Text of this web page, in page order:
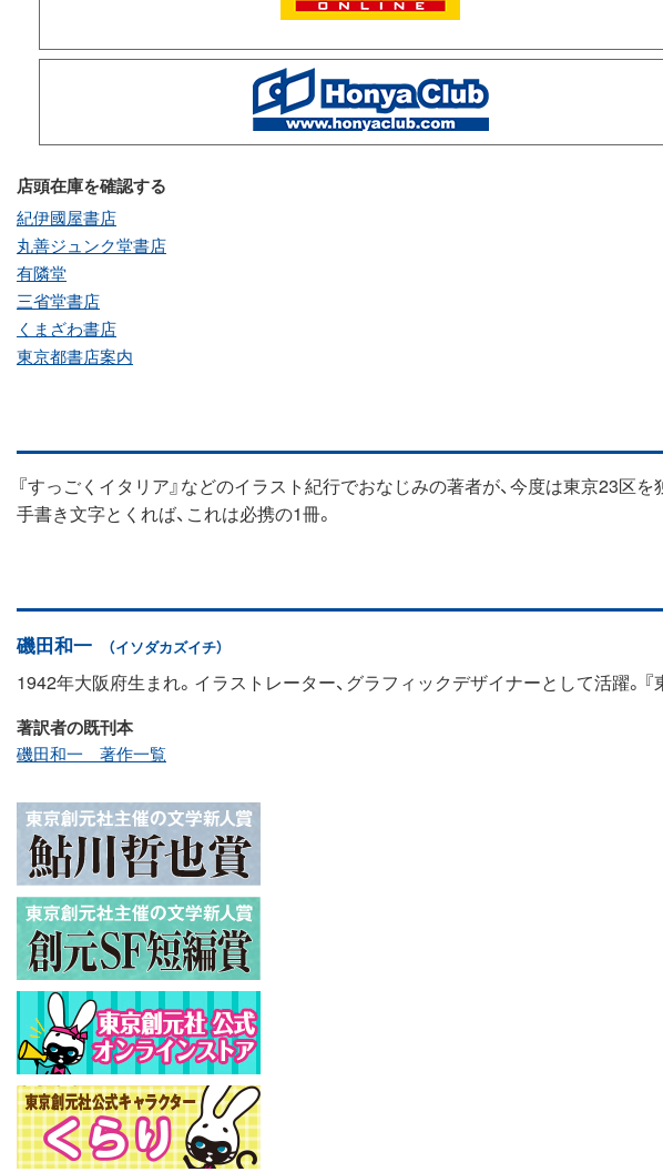
店頭在庫を確認する
紀伊國屋書店
丸善ジュンク堂書店
有隣堂
三省堂書店
くまざわ書店
東京都書店案内
『すっごくイタリア』などのイラスト紀行でおなじみの著者が、今度は東京23
手書き文字とくれば、これは必携の1冊。
磯田和一 （イソダカズイチ）
1942年大阪府生まれ。イラストレーター、グラフィックデザイナーとして活躍。『
著訳者の既刊本
磯田和一 著作一覧